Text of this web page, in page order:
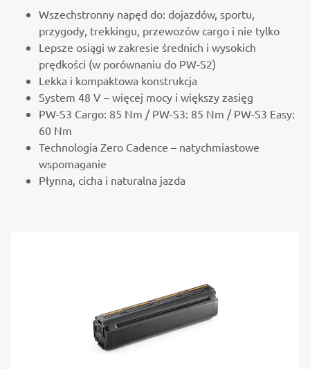
Wszechstronny napęd do: dojazdów, sportu,
przygody, trekkingu, przewozów cargo i nie tylko
Lepsze osiągi w zakresie średnich i wysokich
prędkości (w porównaniu do PW-S2)
Lekka i kompaktowa konstrukcja
System 48 V – więcej mocy i większy zasięg
PW-S3 Cargo: 85 Nm / PW-S3: 85 Nm / PW-S3 Easy:
60 Nm
Technologia Zero Cadence – natychmiastowe
wspomaganie
Płynna, cicha i naturalna jazda